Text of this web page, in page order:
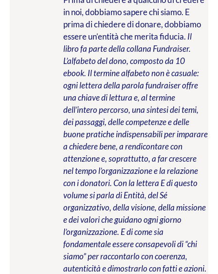
in noi, dobbiamo sapere chi siamo. E
prima di chiedere di donare, dobbiamo
essere un’entità che merita fiducia. Il
libro fa parte della collana Fundraiser.
L’alfabeto del dono, composto da 10
ebook. Il termine alfabeto non è casuale:
ogni lettera della parola fundraiser offre
una chiave di lettura e, al termine
dell’intero percorso, una sintesi dei temi,
dei passaggi, delle competenze e delle
buone pratiche indispensabili per imparare
a chiedere bene, a rendicontare con
attenzione e, soprattutto, a far crescere
nel tempo l’organizzazione e la relazione
con i donatori. Con la lettera E di questo
volume si parla di Entità, del Sé
organizzativo, della visione, della missione
e dei valori che guidano ogni giorno
l’organizzazione. E di come sia
fondamentale essere consapevoli di “chi
siamo” per raccontarlo con coerenza,
autenticità e dimostrarlo con fatti e azioni.